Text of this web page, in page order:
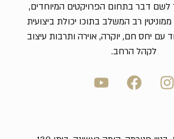
דבר בתחום הפרויקטים המיוחדים,
רב המשלב בתוכו יכולת ביצועית
עם יחס חם, יוקרה, אוירה ותרבות עיצוב
לקהל הרחב.